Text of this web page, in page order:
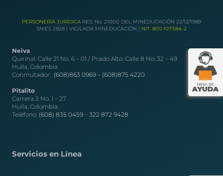
PERSONERÍA JURÍDICA RES. No. 21000 DEL MINEDUCACIÓN 22/12/1989
SNIES 2828 | VIGILADA MINEDUCACIÓN | NIT. 800.107.584-2
Neiva
Quirinal: Calle 21 No. 6 – 01 / Prado Alto: Calle 8 No. 32 – 49
Huila, Colombia
Conmutador: (608)863 0969 – (608)875 4220
Pitalito
Carrera 2 No. 1 – 27
Huila, Colombia
Teléfono: (608) 835 0459 – 322 872 9428
Servicios en Línea